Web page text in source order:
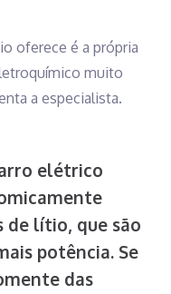
oferece é a própria
muito
a especialista.
elétrico
de lítio, que são
potência. Se
das